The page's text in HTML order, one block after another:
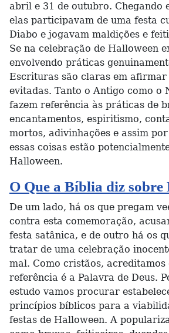
abril e 31 de outubro. Chegando
elas participavam de uma festa
Diabo e jogavam maldições e
Se na celebração de Halloween
envolvendo práticas
Escrituras são claras em afirmar
evitadas. Tanto o Antigo como o
fazem referência às práticas de
encantamentos, espiritismo,
mortos, adivinhações e assim
essas coisas estão
Halloween.
O Que a Bíblia diz sobre
De um lado, há os que pregam
contra esta comemoração,
festa satânica, e de outro há os
tratar de uma celebração
mal. Como cristãos, acreditamos
referência é a Palavra de Deus.
estudo vamos procurar
princípios bíblicos para a
festas de Halloween. A